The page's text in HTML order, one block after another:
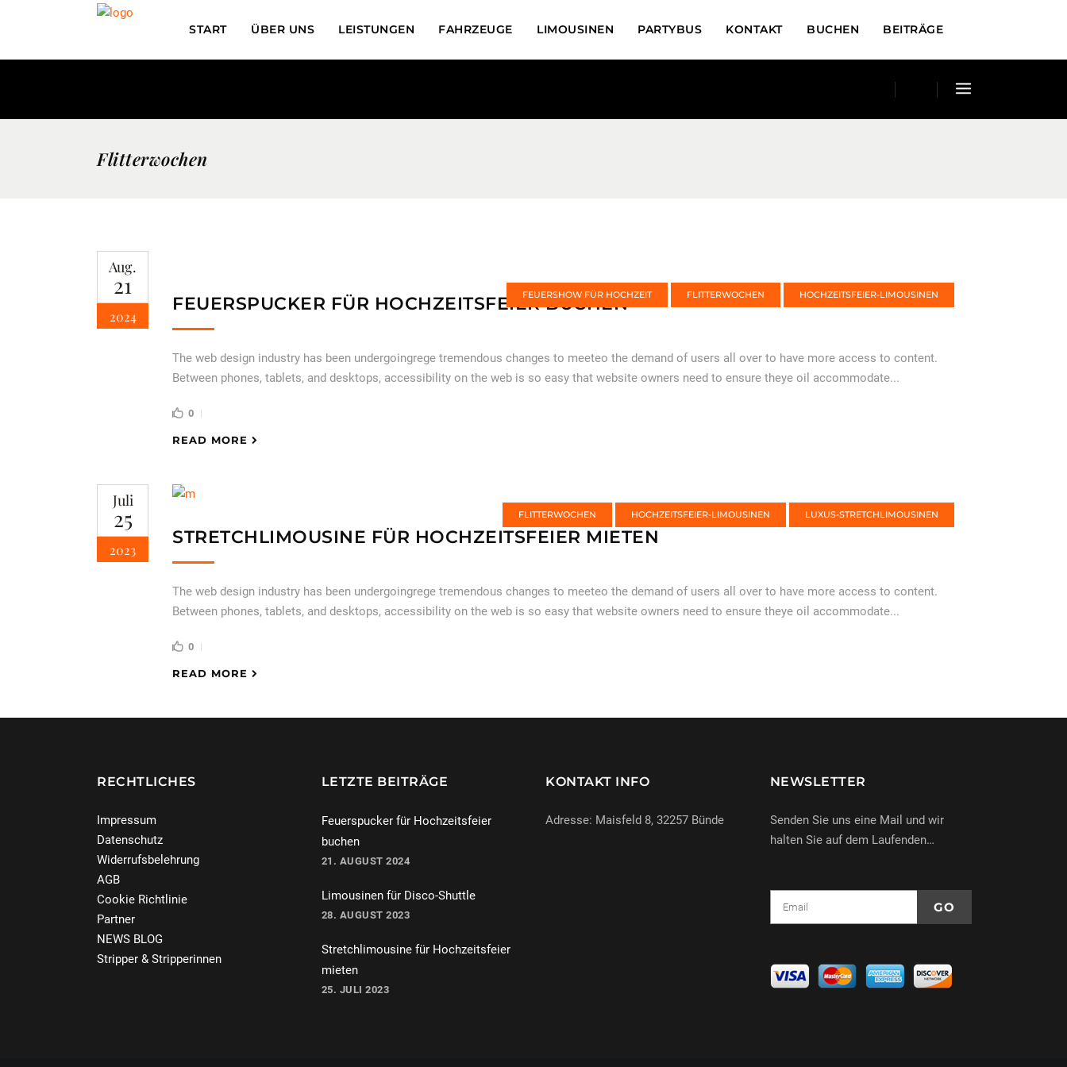
START ÜBER UNS LEISTUNGEN FAHRZEUGE LIMOUSINEN PARTYBUS KONTAKT BUCHEN BEITRÄGE
Flitterwochen
Aug.
21
2024
FEUERSHOW FÜR HOCHZEIT FLITTERWOCHEN HOCHZEITSFEIER-LIMOUSINEN
FEUERSPUCKER FÜR HOCHZEITSFEIER BUCHEN
The web design industry has been undergoingrege tremendous changes to meeteo the demand of users all over to have more access to content.
Between phones, tablets, and desktops, accessibility on the web is so easy that website owners need to ensure theye oil accommodate...
0
READ MORE
Juli
25
2023
FLITTERWOCHEN HOCHZEITSFEIER-LIMOUSINEN LUXUS-STRETCHLIMOUSINEN
STRETCHLIMOUSINE FÜR HOCHZEITSFEIER MIETEN
The web design industry has been undergoingrege tremendous changes to meeteo the demand of users all over to have more access to content.
Between phones, tablets, and desktops, accessibility on the web is so easy that website owners need to ensure theye oil accommodate...
0
READ MORE
RECHTLICHES
Impressum
Datenschutz
Widerrufsbelehrung
AGB
Cookie Richtlinie
Partner
NEWS BLOG
Stripper & Stripperinnen
LETZTE BEITRÄGE
Feuerspucker für Hochzeitsfeier
buchen
21. AUGUST 2024
Limousinen für Disco-Shuttle
28. AUGUST 2023
Stretchlimousine für Hochzeitsfeier
mieten
25. JULI 2023
KONTAKT INFO
Adresse: Maisfeld 8, 32257 Bünde
NEWSLETTER
Senden Sie uns eine Mail und wir
halten Sie auf dem Laufenden…